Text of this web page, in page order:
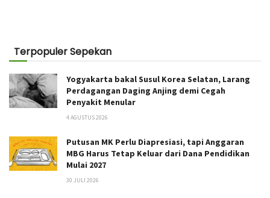
Terpopuler Sepekan
Yogyakarta bakal Susul Korea Selatan, Larang
Perdagangan Daging Anjing demi Cegah
Penyakit Menular
4 AGUSTUS 2026
Putusan MK Perlu Diapresiasi, tapi Anggaran
MBG Harus Tetap Keluar dari Dana Pendidikan
Mulai 2027
30 JULI 2026